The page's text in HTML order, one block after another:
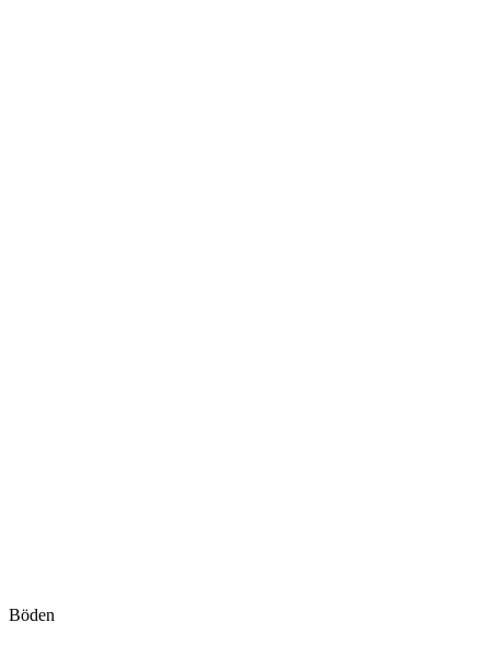
Böden